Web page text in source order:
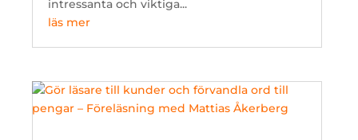
intressanta och viktiga...
läs mer